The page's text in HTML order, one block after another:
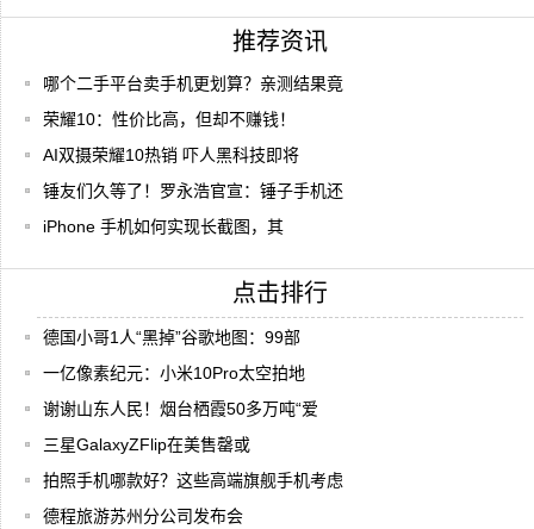
推荐资讯
哪个二手平台卖手机更划算？亲测结果竟
荣耀10：性价比高，但却不赚钱！
AI双摄荣耀10热销 吓人黑科技即将
锤友们久等了！罗永浩官宣：锤子手机还
iPhone 手机如何实现长截图，其
点击排行
德国小哥1人“黑掉”谷歌地图：99部
一亿像素纪元：小米10Pro太空拍地
谢谢山东人民！烟台栖霞50多万吨“爱
三星GalaxyZFlip在美售罄或
拍照手机哪款好？这些高端旗舰手机考虑
德程旅游苏州分公司发布会